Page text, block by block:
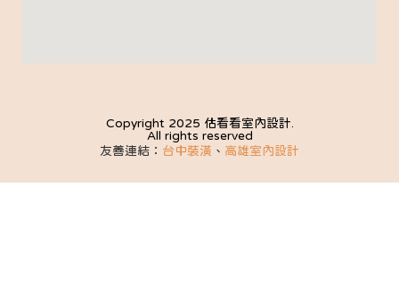
Copyright 2025 估看看室內設計.
All rights reserved
友善連結： 台中裝潢 、 高雄室內設計